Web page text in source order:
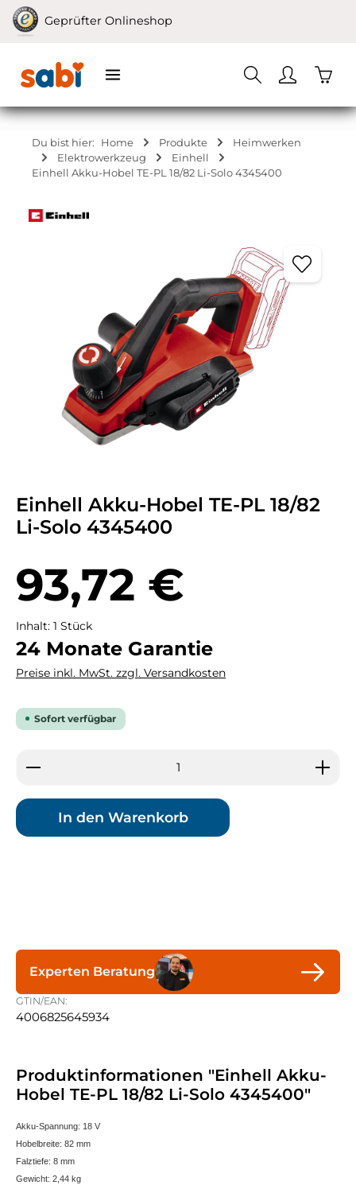
Zum Hauptinhalt springen
Geprüfter Onlineshop
Du bist hier: Home Produkte
Heimwerken
Elektrowerkzeug
Einhell
Einhell Akku-Hobel TE-PL 18/82 Li-Solo 4345400
Einhell Akku-Hobel TE-PL 18/82
Li-Solo 4345400
93,72 €
Inhalt: 1 Stück
24 Monate Garantie
Preise inkl. MwSt. zzgl. Versandkosten
Sofort verfügbar
Produkt Anzahl: Gib den gewünschten Wert
In den Warenkorb
Experten Beratung
GTIN/EAN:
4006825645934
Produktinformationen "Einhell Akku-
Hobel TE-PL 18/82 Li-Solo 4345400"
Akku-Spannung: 18 V
Hobelbreite: 82 mm
Falztiefe: 8 mm
Gewicht: 2,44 kg